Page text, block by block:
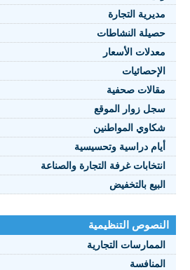
النصوص 2021
FRANÇAIS
مديرية التجارة
حصيلة النشاطات
معدلات الأسعار
الإحصائيات
مقالات صحفية
سجل زوار الموقع
شكاوي المواطنين
أيام دراسية وتحسيسية
انتخابات غرفة التجارة والصناعة
البيع بالتخفيض
النصوص التنظيمية
الممارسات التجارية
المنافسة